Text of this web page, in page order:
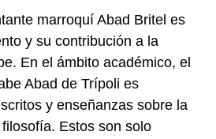
marroquí Abad Britel es
y su contribución a la
En el ámbito académico, el
Abad de Trípoli es
y enseñanzas sobre la
Estos son solo